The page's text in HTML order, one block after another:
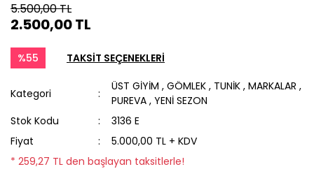
5.500,00 TL
2.500,00 TL
%55 TAKSİT SEÇENEKLERİ
Kategori
ÜST GİYİM ,GÖMLEK , TUNİK ,MARKALAR ,
PUREVA ,YENİ SEZON
Stok Kodu
3136 E
Fiyat
5.000,00 TL + KDV
* 259,27 TL den başlayan taksitlerle!